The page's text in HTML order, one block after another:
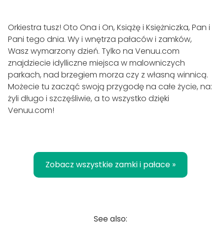
Orkiestra tusz! Oto Ona i On, Książę i Księżniczka, Pan i
Pani tego dnia. Wy i wnętrza pałaców i zamków,
Wasz wymarzony dzień. Tylko na Venuu.com
znajdziecie idylliczne miejsca w malowniczych
parkach, nad brzegiem morza czy z własną winnicą.
Możecie tu zacząć swoją przygodę na całe życie, na:
żyli długo i szczęśliwie, a to wszystko dzięki
Venuu.com!
Zobacz wszystkie zamki i pałace »
See also: